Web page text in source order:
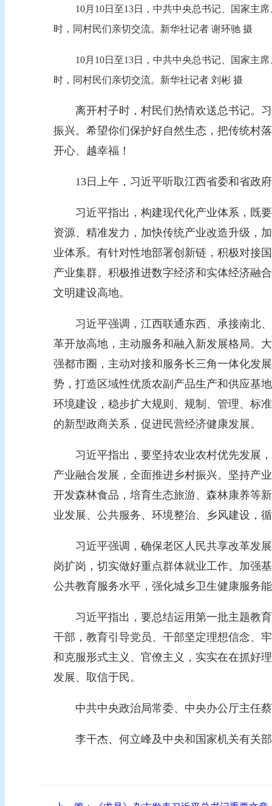
10月10日至13日，中共中央总书记、国家主
时，同村民们亲切交流。新华社记者 谢环驰 摄
10月10日至13日，中共中央总书记、国家主
时，同村民们亲切交流。新华社记者 刘彬 摄
离开村子时，村民们热情欢送总书记。习
振兴。希望你们保护好自然生态，把传统村
开心、越幸福！
13日上午，习近平听取江西省委和省政府
习近平指出，构建现代化产业体系，既要
资源、精准发力，加快传统产业改造升级，
业体系。有针对性地部署创新链，积极对接
产业集群。积极推进数字经济和实体经济融
文明建设高地。
习近平强调，江西联通东西、承接南北、
革开放高地，主动服务和融入新发展格局。
强都市圈，主动对接和服务长三角一体化发
势，打造区域性优质农副产品生产和供应基
环境建设，稳步扩大规则、规制、管理、标
的新型政商关系，促进民营经济健康发展。
习近平指出，要坚持农业农村优先发展，
产业融合发展，全面推进乡村振兴。坚持产
开发森林食品，培育生态旅游、森林康养等
业发展、公共服务、环境整治、乡风建设，
习近平强调，确保老区人民共享改革发展
岗扩岗，切实做好重点群体就业工作。加强
公共教育服务水平，强化城乡卫生健康服务
习近平指出，要总结运用第一批主题教育
干部，教育引导党员、干部坚定理想信念、
和克服形式主义、官僚主义，实实在在抓好
发展、取信于民。
中共中央政治局常委、中央办公厅主任蔡
李干杰、何立峰及中央和国家机关有关部